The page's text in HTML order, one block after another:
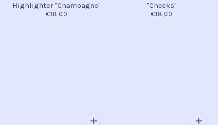
Highlighter "Champagne"
€18,00
"Cheeks"
€18,00